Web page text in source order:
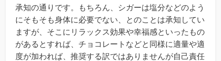
承知の通りです。もちろん、シガーは塩分などのよう
にそもそも身体に必要でない、とのことは承知してい
ますが、そこにリラックス効果や幸福感といったもの
があるとすれば、チョコレートなどと同様に適量や適
度が加われば、推奨する訳ではありませんが自己責任